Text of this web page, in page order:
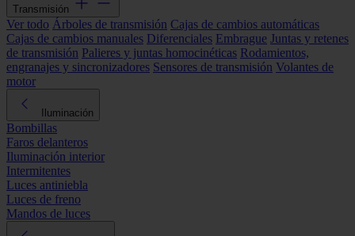
Transmisión
Ver todo Árboles de transmisión Cajas de cambios automáticas
Cajas de cambios manuales Diferenciales Embrague Juntas y retenes
de transmisión Palieres y juntas homocinéticas Rodamientos,
engranajes y sincronizadores Sensores de transmisión Volantes de
motor
Iluminación
Bombillas
Faros delanteros
Iluminación interior
Intermitentes
Luces antiniebla
Luces de freno
Mandos de luces